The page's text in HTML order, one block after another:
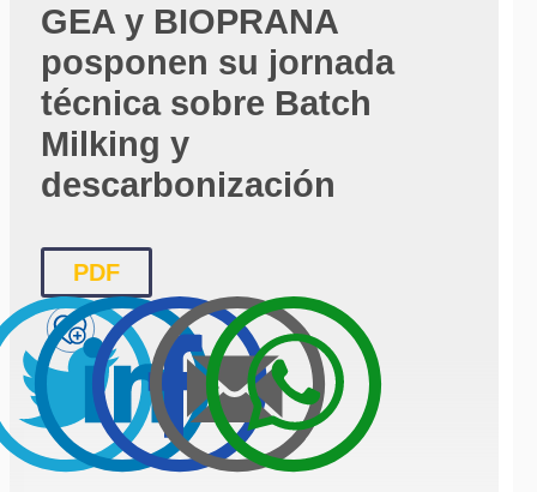
GEA y BIOPRANA
posponen su jornada
técnica sobre Batch
Milking y
descarbonización
PDF